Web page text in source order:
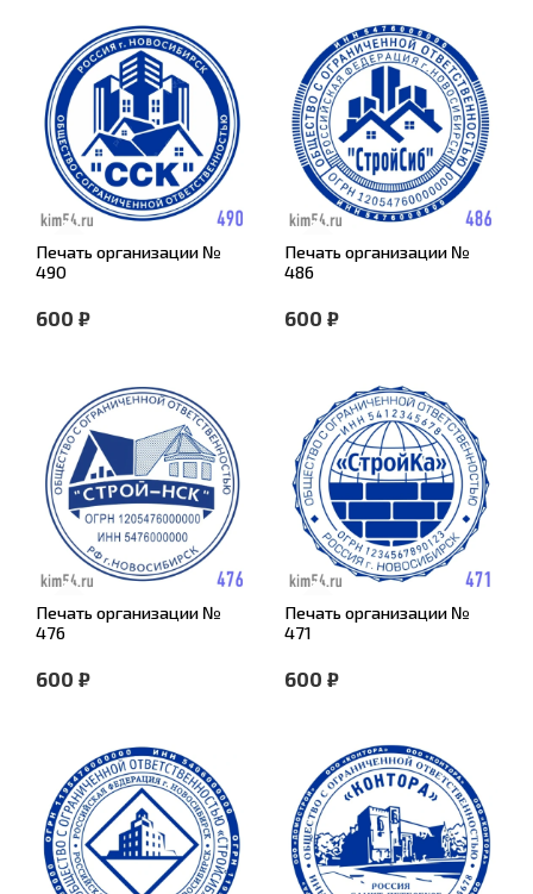
Печать организации №
490
600 ₽
Печать организации №
486
600 ₽
Печать организации №
476
600 ₽
Печать организации №
471
600 ₽